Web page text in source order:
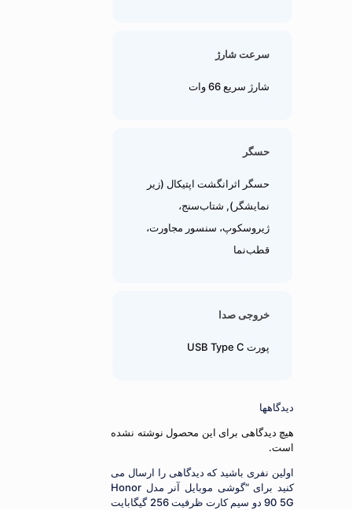
حسگر اثرانگشت اپتیکال (زیر
نمایشگر), شتاب‌سنج،
ژیروسکوپ، سنسور مجاورت،
هیچ دیدگاهی برای این محصول نوشته نشده
اولین نفری باشید که دیدگاهی را ارسال می
کنید برای “گوشی موبایل آنر مدل Honor
90 5G دو سیم کارت ظرفیت 256 گیگابایت